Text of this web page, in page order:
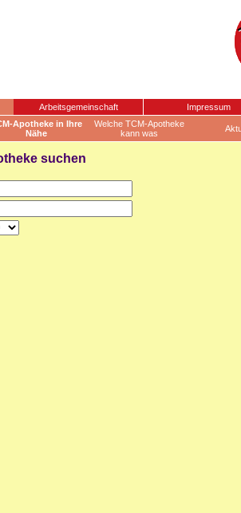
Arbeitsgemeinschaft Impressum
Apotheke in Ihre
Nähe
Welche TCM-Apotheke
kann was
suchen